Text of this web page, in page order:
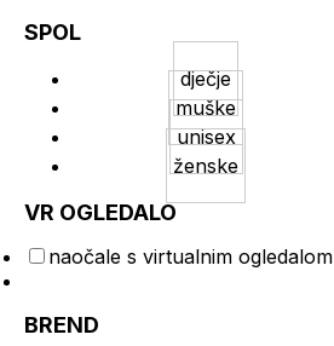
SPOL
dječje
muške
unisex
ženske
VR OGLEDALO
naočale s virtualnim ogledalom
BREND